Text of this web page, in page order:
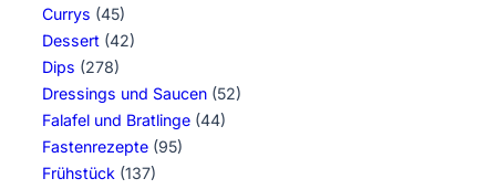
Currys (45)
Dessert (42)
Dips (278)
Dressings und Saucen (52)
Falafel und Bratlinge (44)
Fastenrezepte (95)
Frühstück (137)